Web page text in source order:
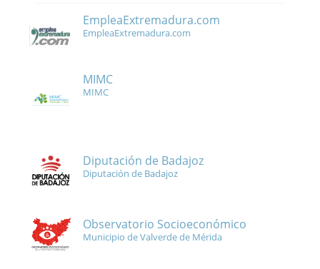
EmpleaExtremadura.com
EmpleaExtremadura.com
MIMC
MIMC
Diputación de Badajoz
Diputación de Badajoz
Observatorio Socioeconómico
Municipio de Valverde de Mérida